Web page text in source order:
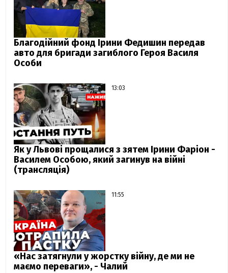
Благодійний фонд Ірини Федишин передав
авто для бригади загиблого Героя Василя
Особи
13:03
Як у Львові прощалися з зятем Ірини Фаріон -
Василем Особою, який загинув на війні
(трансляція)
11:55
«Нас затягнули у жорстку війну, де ми не
маємо переваги», - Чалий